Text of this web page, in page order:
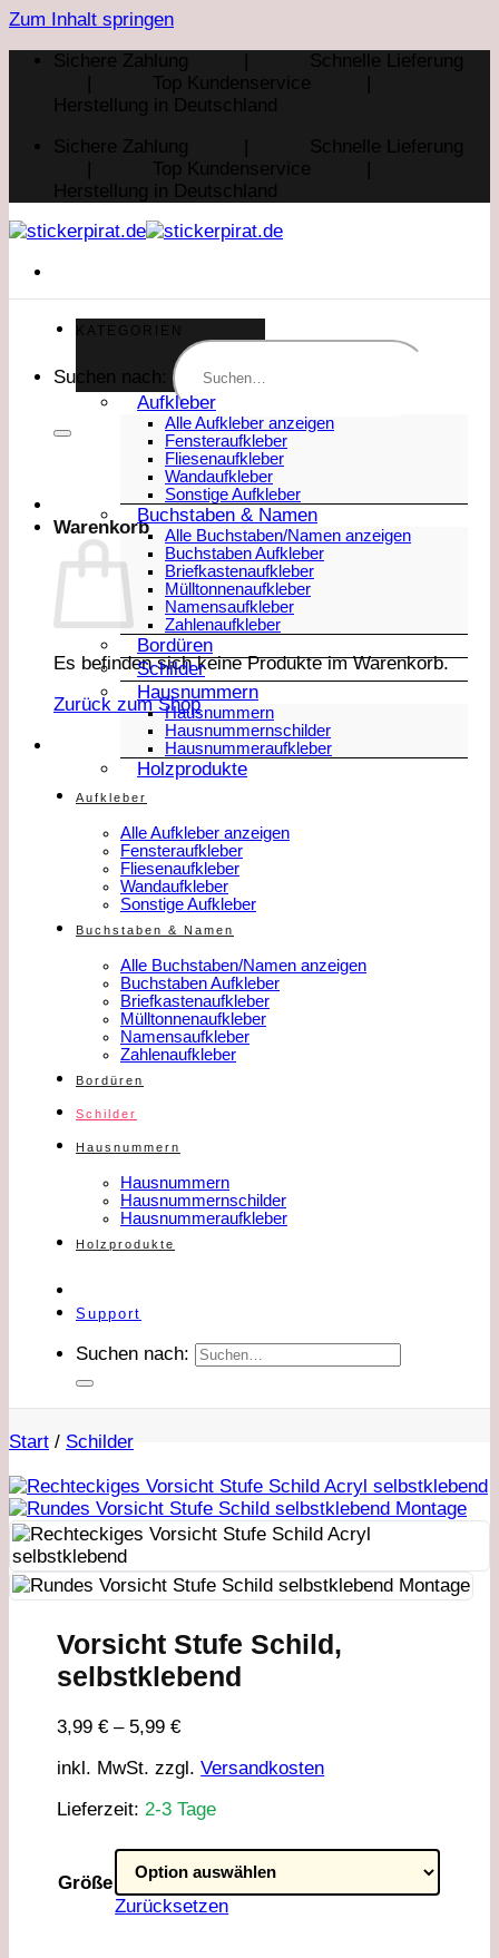
Zum Inhalt springen
Sichere Zahlung | Schnelle Lieferung
| Top Kundenservice |
Herstellung in Deutschland
Sichere Zahlung | Schnelle Lieferung
| Top Kundenservice |
Herstellung in Deutschland
Suchen nach:
Warenkorb
Es befinden sich keine Produkte im Warenkorb.
Zurück zum Shop
KATEGORIEN
Aufkleber
Alle Aufkleber anzeigen
Fensteraufkleber
Fliesenaufkleber
Wandaufkleber
Sonstige Aufkleber
Buchstaben & Namen
Alle Buchstaben/Namen anzeigen
Buchstaben Aufkleber
Briefkastenaufkleber
Mülltonnenaufkleber
Namensaufkleber
Zahlenaufkleber
Bordüren
Schilder
Hausnummern
Hausnummern
Hausnummernschilder
Hausnummeraufkleber
Holzprodukte
Aufkleber
Alle Aufkleber anzeigen
Fensteraufkleber
Fliesenaufkleber
Wandaufkleber
Sonstige Aufkleber
Buchstaben & Namen
Alle Buchstaben/Namen anzeigen
Buchstaben Aufkleber
Briefkastenaufkleber
Mülltonnenaufkleber
Namensaufkleber
Zahlenaufkleber
Bordüren
Schilder
Hausnummern
Hausnummern
Hausnummernschilder
Hausnummeraufkleber
Holzprodukte
Support
Suchen nach:
Start / Schilder
Vorsicht Stufe Schild,
selbstklebend
3,99€ – 5,99€
inkl. MwSt. zzgl.Versandkosten
Lieferzeit:2-3 Tage
Größe
Zurücksetzen